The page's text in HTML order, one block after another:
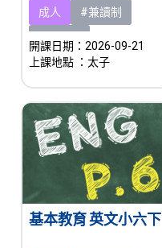
成人
#兼讀制
#新課程
開課日期：2026-09-21
上課地點 ：太子
基本教育 英文小六下